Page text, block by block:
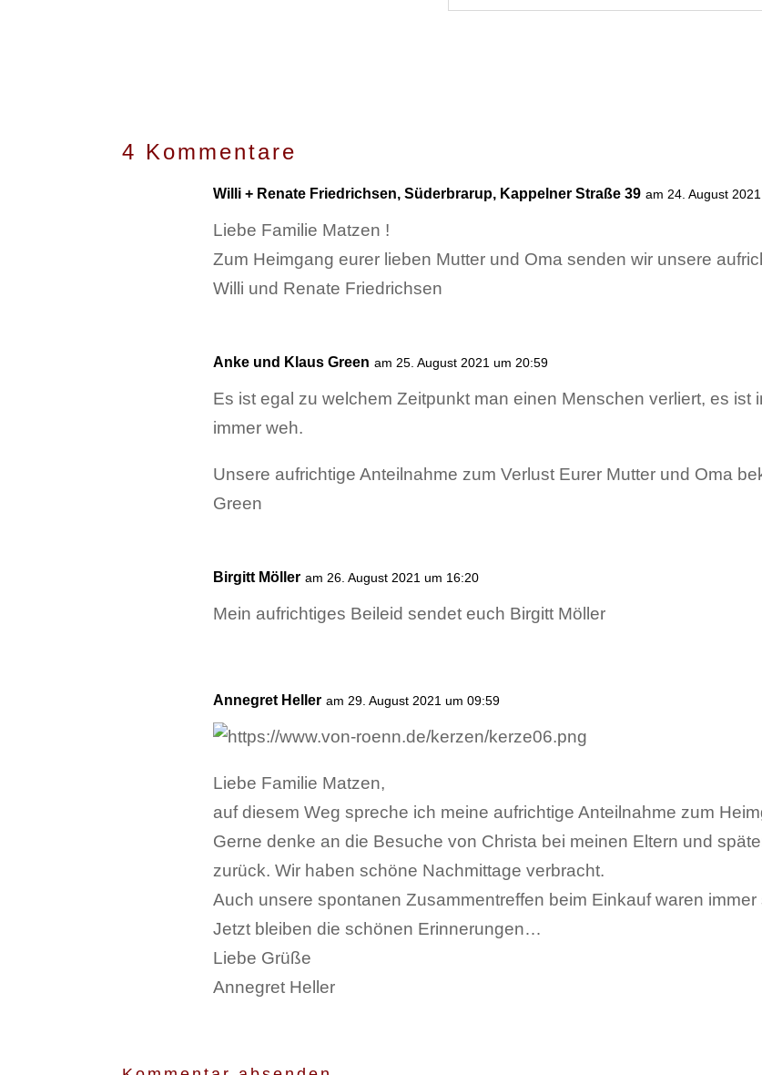
4 Kommentare
Willi + Renate Friedrichsen, Süderbrarup, Kappelner Straße 39 am 24. August
Liebe Familie Matzen !
Zum Heimgang eurer lieben Mutter und Oma senden wir unsere
Willi und Renate Friedrichsen
Anke und Klaus Green am 25. August 2021 um 20:59
Es ist egal zu welchem Zeitpunkt man einen Menschen verliert, es ist
immer weh.
Unsere aufrichtige Anteilnahme zum Verlust Eurer Mutter und Oma
Green
Birgitt Möller am 26. August 2021 um 16:20
Mein aufrichtiges Beileid sendet euch Birgitt Möller
Annegret Heller am 29. August 2021 um 09:59
Liebe Familie Matzen,
auf diesem Weg spreche ich meine aufrichtige Anteilnahme zum
Gerne denke an die Besuche von Christa bei meinen Eltern und
zurück. Wir haben schöne Nachmittage verbracht.
Auch unsere spontanen Zusammentreffen beim Einkauf waren
Jetzt bleiben die schönen Erinnerungen…
Liebe Grüße
Annegret Heller